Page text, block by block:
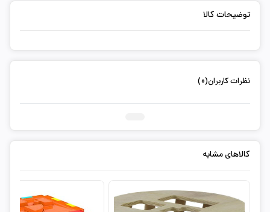
توضیحات کالا
نظرات کاربران(0)
کالاهای مشابه